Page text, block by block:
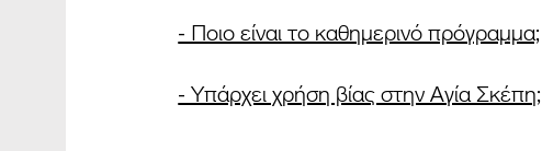
- Ποιο είναι το καθημερινό πρόγραμμα;
- Υπάρχει χρήση βίας στην Αγία Σκέπη;